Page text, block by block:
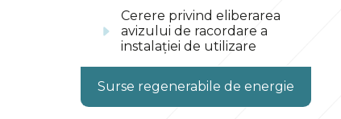
Cerere privind eliberarea
avizului de racordare a
instalației de utilizare
Surse regenerabile de energie